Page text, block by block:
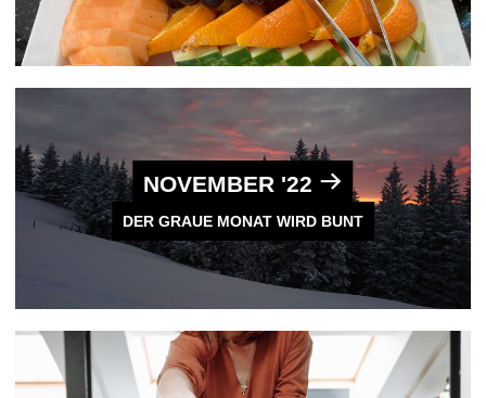
NOVEMBER '22
DER GRAUE MONAT WIRD BUNT